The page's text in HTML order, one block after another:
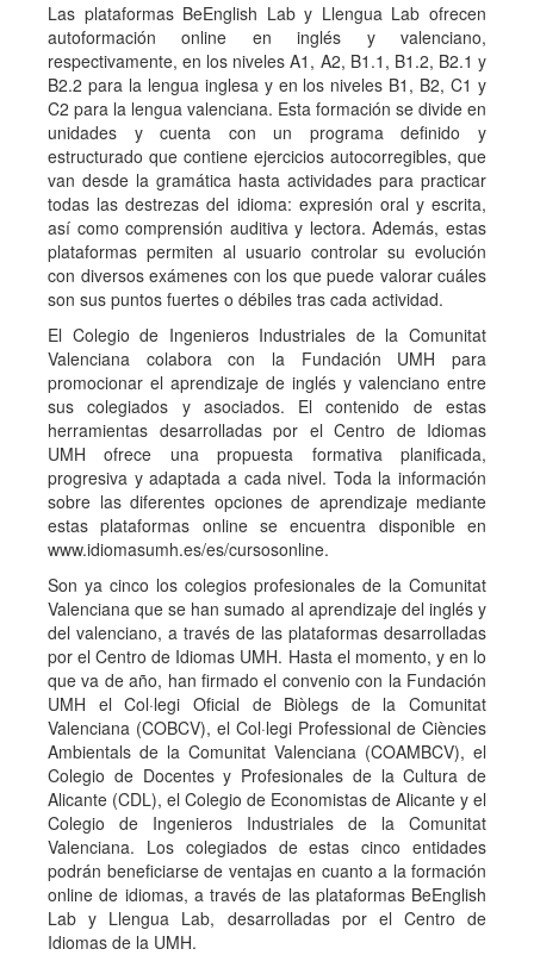
Las plataformas BeEnglish Lab y Llengua Lab ofrecen
autoformación online en inglés y valenciano,
respectivamente, en los niveles A1, A2, B1.1, B1.2, B2.1 y
B2.2 para la lengua inglesa y en los niveles B1, B2, C1 y
C2 para la lengua valenciana. Esta formación se divide en
unidades y cuenta con un programa definido y
estructurado que contiene ejercicios autocorregibles, que
van desde la gramática hasta actividades para practicar
todas las destrezas del idioma: expresión oral y escrita,
así como comprensión auditiva y lectora. Además, estas
plataformas permiten al usuario controlar su evolución
con diversos exámenes con los que puede valorar cuáles
son sus puntos fuertes o débiles tras cada actividad.
El Colegio de Ingenieros Industriales de la Comunitat
Valenciana colabora con la Fundación UMH para
promocionar el aprendizaje de inglés y valenciano entre
sus colegiados y asociados. El contenido de estas
herramientas desarrolladas por el Centro de Idiomas
UMH ofrece una propuesta formativa planificada,
progresiva y adaptada a cada nivel. Toda la información
sobre las diferentes opciones de aprendizaje mediante
estas plataformas online se encuentra disponible en
www.idiomasumh.es/es/cursosonline.
Son ya cinco los colegios profesionales de la Comunitat
Valenciana que se han sumado al aprendizaje del inglés y
del valenciano, a través de las plataformas desarrolladas
por el Centro de Idiomas UMH. Hasta el momento, y en lo
que va de año, han firmado el convenio con la Fundación
UMH el Col·legi Oficial de Biòlegs de la Comunitat
Valenciana (COBCV), el Col·legi Professional de Ciències
Ambientals de la Comunitat Valenciana (COAMBCV), el
Colegio de Docentes y Profesionales de la Cultura de
Alicante (CDL), el Colegio de Economistas de Alicante y el
Colegio de Ingenieros Industriales de la Comunitat
Valenciana. Los colegiados de estas cinco entidades
podrán beneficiarse de ventajas en cuanto a la formación
online de idiomas, a través de las plataformas BeEnglish
Lab y Llengua Lab, desarrolladas por el Centro de
Idiomas de la UMH.